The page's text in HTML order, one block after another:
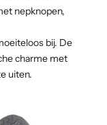
nepknopen,
bij. De
charme met
uiten.